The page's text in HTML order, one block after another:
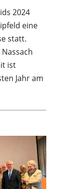
2024
eine
statt.
ist
Jahr am